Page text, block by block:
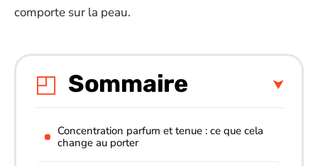
comporte sur la peau.
Sommaire
Concentration parfum et tenue : ce que cela
change au porter